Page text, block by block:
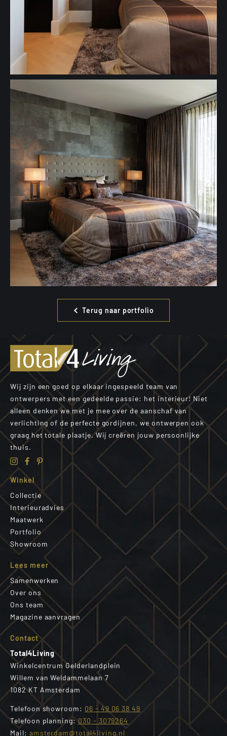
Terug naar portfolio
Wij zijn een goed op elkaar ingespeeld team van
ontwerpers met een gedeelde passie: het interieur! Niet
alleen denken we met je mee over de aanschaf van
verlichting of de perfecte gordijnen, we ontwerpen ook
graag het totale plaatje. Wij creëren jouw persoonlijke
thuis.
Winkel
Collectie
Interieuradvies
Maatwerk
Portfolio
Showroom
Lees meer
Samenwerken
Over ons
Ons team
Magazine aanvragen
Contact
Total4Living
Winkelcentrum Gelderlandplein
Willem van Weldammelaan 7
1082 KT Amsterdam
Telefoon showroom: 06 - 49 06 38 49
Telefoon planning:030 - 3079264
Mail: amsterdam@total4living.nl